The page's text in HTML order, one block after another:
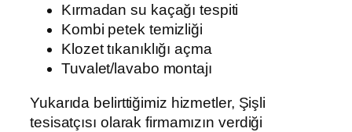
Kırmadan su kaçağı tespiti
Kombi petek temizliği
Klozet tıkanıklığı açma
Tuvalet/lavabo montajı
Yukarıda belirttiğimiz hizmetler, Şişli
tesisatçısı olarak firmamızın verdiği